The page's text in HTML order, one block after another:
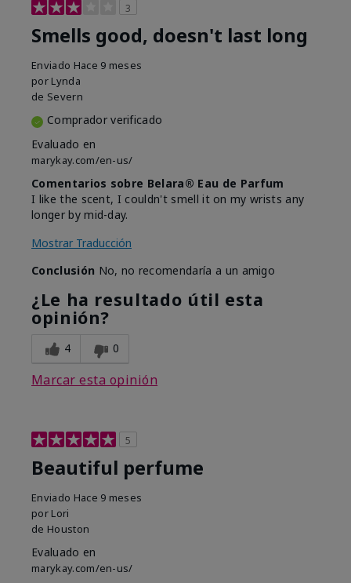
3
Smells good, doesn't last long
Enviado Hace 9 meses
por Lynda
de Severn
Comprador verificado
Evaluado en
marykay.com/en-us/
Comentarios sobre Belara® Eau de Parfum
I like the scent, I couldn't smell it on my wrists any
longer by mid-day.
Mostrar Traducción
Conclusión No, no recomendaría a un amigo
¿Le ha resultado útil esta
opinión?
4 0
Marcar esta opinión
5
Beautiful perfume
Enviado Hace 9 meses
por Lori
de Houston
Evaluado en
marykay.com/en-us/